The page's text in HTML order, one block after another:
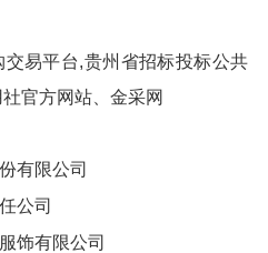
易平台,贵州省招标投标公共
官方网站、金采网
有限公司
公司
饰有限公司